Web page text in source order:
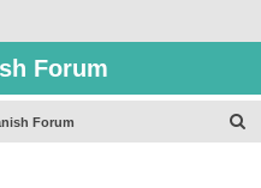
Forum
Forum